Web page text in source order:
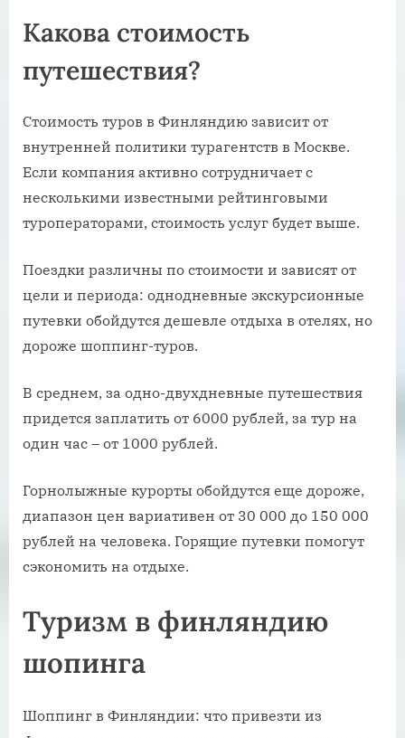
Какова стоимость
путешествия?
Стоимость туров в Финляндию зависит от
внутренней политики турагентств в Москве.
Если компания активно сотрудничает с
несколькими известными рейтинговыми
туроператорами, стоимость услуг будет выше.
Поездки различны по стоимости и зависят от
цели и периода: однодневные экскурсионные
путевки обойдутся дешевле отдыха в отелях, но
дороже шоппинг-туров.
В среднем, за одно-двухдневные путешествия
придется заплатить от 6000 рублей, за тур на
один час – от 1000 рублей.
Горнолыжные курорты обойдутся еще дороже,
диапазон цен вариативен от 30 000 до 150 000
рублей на человека. Горящие путевки помогут
сэкономить на отдыхе.
Туризм в финляндию
шопинга
Шоппинг в Финляндии: что привезти из